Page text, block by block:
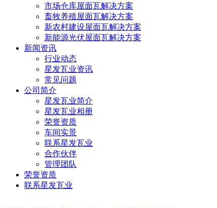
市场仓库屋面瓦解决方案
畜牧养殖屋面瓦解决方案
新农村建设屋面瓦解决方案
新能源光伏屋面瓦解决方案
新闻资讯
行业动态
星发瓦业资讯
常见问题
公司简介
星发瓦业简介
星发瓦业相册
荣誉资质
车间实景
联系星发瓦业
合作伙伴
管理团队
荣誉资质
联系星发瓦业